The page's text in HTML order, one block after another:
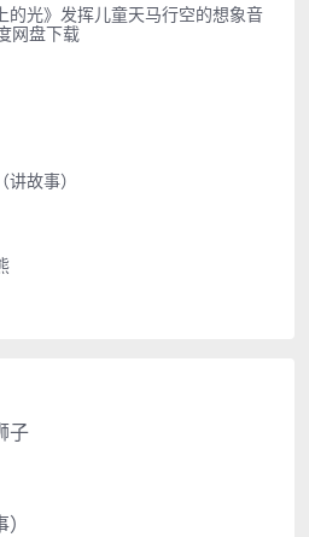
的光》发挥儿童天马行空的想象音
网盘下载
故事）
子